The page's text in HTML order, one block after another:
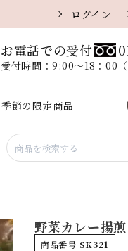
ログイン
お電話での受付
受付時間：9:00〜18：00（
味噌味
ミックス
季節の限定商品
野菜カレー揚煎
商品番号 SK321